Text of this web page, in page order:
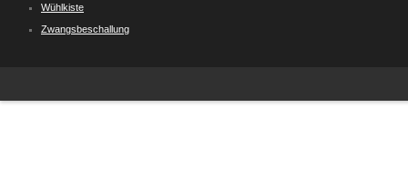
Wühlkiste
Zwangsbeschallung